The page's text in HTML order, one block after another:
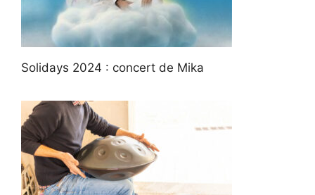
Solidays 2024 : concert de Mika